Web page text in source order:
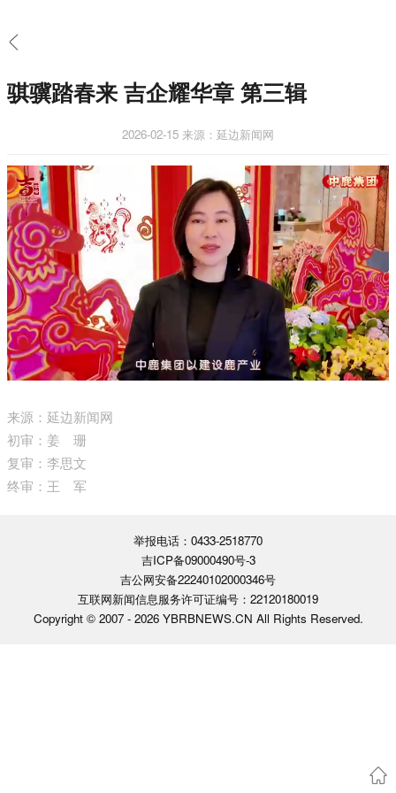
骐骥踏春来 吉企耀华章 第三辑
2026-02-15 来源：延边新闻网
来源：延边新闻网
初审：姜 珊
复审：李思文
终审：王 军
举报电话：0433-2518770
吉ICP备09000490号-3
吉公网安备22240102000346号
互联网新闻信息服务许可证编号：22120180019
Copyright © 2007 - 2026 YBRBNEWS.CN All Rights Reserved.